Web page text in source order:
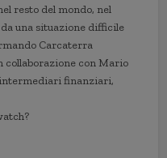
resto del mondo, nel
una situazione difficile
Carcaterra
con Mario
finanziari,